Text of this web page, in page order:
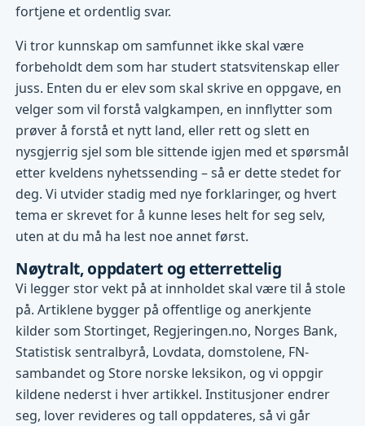
fortjene et ordentlig svar.
Vi tror kunnskap om samfunnet ikke skal være
forbeholdt dem som har studert statsvitenskap eller
juss. Enten du er elev som skal skrive en oppgave, en
velger som vil forstå valgkampen, en innflytter som
prøver å forstå et nytt land, eller rett og slett en
nysgjerrig sjel som ble sittende igjen med et spørsmål
etter kveldens nyhetssending – så er dette stedet for
deg. Vi utvider stadig med nye forklaringer, og hvert
tema er skrevet for å kunne leses helt for seg selv,
uten at du må ha lest noe annet først.
Nøytralt, oppdatert og etterrettelig
Vi legger stor vekt på at innholdet skal være til å stole
på. Artiklene bygger på offentlige og anerkjente
kilder som Stortinget, Regjeringen.no, Norges Bank,
Statistisk sentralbyrå, Lovdata, domstolene, FN-
sambandet og Store norske leksikon, og vi oppgir
kildene nederst i hver artikkel. Institusjoner endrer
seg, lover revideres og tall oppdateres, så vi går